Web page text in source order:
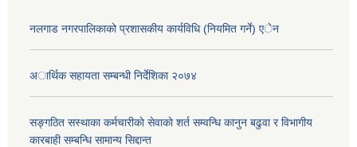
नलगाड नगरपालिकाको प्रशासकीय कार्यविधि (नियमित गर्ने) एेन
अार्थिक सहायता सम्बन्धी निर्देशिका २०७४
सङ्गठित सस्थाका कर्मचारीकाे सेवाकाे शर्त सम्वन्धि कानुन बढुवा र विभागीय
कारबाही सम्बन्धि सामान्य सिद्दान्त